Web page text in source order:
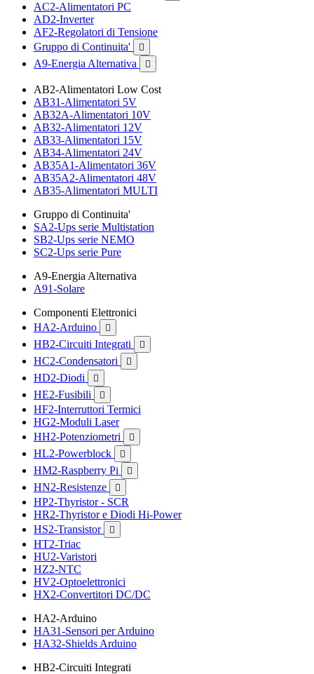
AC2-Alimentatori PC
AD2-Inverter
AF2-Regolatori di Tensione
Gruppo di Continuita'

A9-Energia Alternativa 
AB2-Alimentatori Low Cost
AB31-Alimentatori 5V
AB32A-Alimentatori 10V
AB32-Alimentatori 12V
AB33-Alimentatori 15V
AB34-Alimentatori 24V
AB35A1-Alimentatori 36V
AB35A2-Alimentatori 48V
AB35-Alimentatori MULTI
Gruppo di Continuita'
SA2-Ups serie Multistation
SB2-Ups serie NEMO
SC2-Ups serie Pure
A9-Energia Alternativa
A91-Solare
Componenti Elettronici
HA2-Arduino

HB2-Circuiti Integrati 
HC2-Condensatori 
HD2-Diodi 
HE2-Fusibili 
HF2-Interruttori Termici
HG2-Moduli Laser
HH2-Potenziometri

HL2-Powerblock 
HM2-Raspberry Pi 
HN2-Resistenze 
HP2-Thyristor - SCR
HR2-Thyristor e Diodi Hi-Power
HS2-Transistor

HT2-Triac
HU2-Varistori
HZ2-NTC
HV2-Optoelettronici
HX2-Convertitori DC/DC
HA2-Arduino
HA31-Sensori per Arduino
HA32-Shields Arduino
HB2-Circuiti Integrati